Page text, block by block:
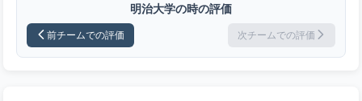
明治大学の時の評価
前チームでの評価 次チームでの評価